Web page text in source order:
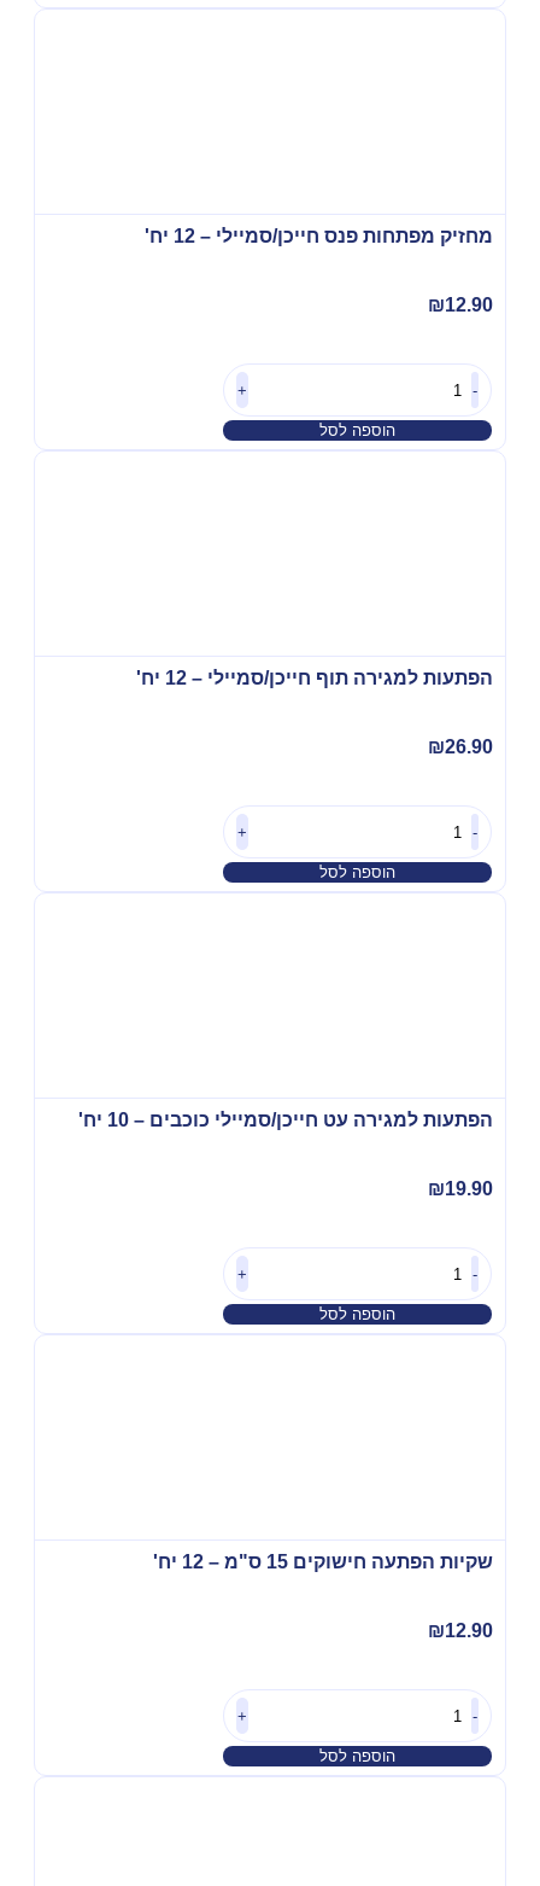
מחזיק מפתחות פנס חייכן/סמיילי – 12 יח'
₪12.90
הוספה לסל
הפתעות למגירה תוף חייכן/סמיילי – 12 יח'
₪26.90
הוספה לסל
הפתעות למגירה עט חייכן/סמיילי כוכבים – 10 יח'
₪19.90
הוספה לסל
שקיות הפתעה חישוקים 15 ס"מ – 12 יח'
₪12.90
הוספה לסל